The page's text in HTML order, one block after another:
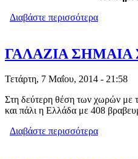
Διαβάστε περισσότερα
ΓΑΛΑΖΙΑ ΣΗΜΑΙΑ
Τετάρτη, 7 Μαΐου, 2014 - 21:58
Στη δεύτερη θέση των χωρών με
και πάλι η Ελλάδα με 408
Διαβάστε περισσότερα